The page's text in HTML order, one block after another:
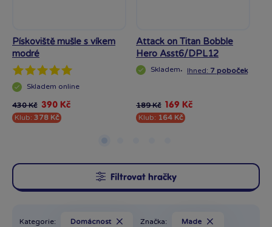
Pískoviště mušle s víkem
modré
Skladem online
430 Kč 390 Kč
Klub: 378 Kč
Attack on Titan Bobble
Hero Asst6/DPL12
Skladem· Ihned: 7 poboček
189 Kč 169 Kč
Klub: 164 Kč
Filtrovat hračky
Kategorie: Domácnost Značka: Made